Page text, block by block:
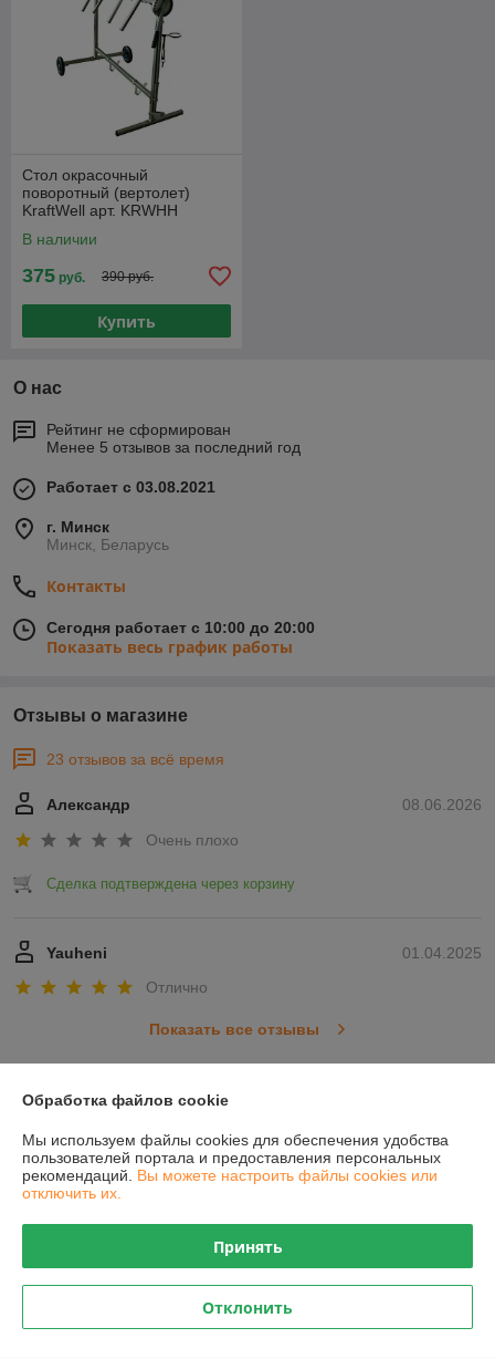
Стол окрасочный
поворотный (вертолет)
KraftWell арт. KRWHH
В наличии
375 руб. 390 руб.
Купить
О нас
Рейтинг не сформирован
Менее 5 отзывов за последний год
Работает с 03.08.2021
г. Минск
Минск, Беларусь
Контакты
Сегодня работает с 10:00 до 20:00
Показать весь график работы
Отзывы о магазине
23 отзывов за всё время
08.06.2026
Александр
Очень плохо
Сделка подтверждена через корзину
01.04.2025
Yauheni
Отлично
Показать все отзывы
О нас
Контакты
Обработка файлов cookie
Мы используем файлы cookies для обеспечения удобства
пользователей портала и предоставления персональных
рекомендаций. Вы можете настроить файлы cookies или
отключить их.
Принять
Отклонить